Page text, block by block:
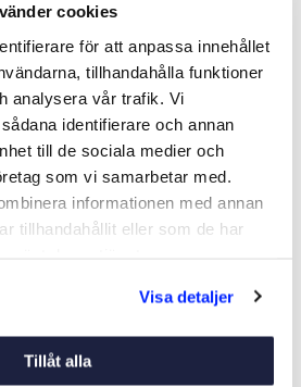
cookies
för att anpassa innehållet
tillhandahålla funktioner
analysera vår trafik. Vi
identifierare och annan
till de sociala medier och
som vi samarbetar med.
informationen med annan
tillhandahållit eller som de har
Visa detaljer
Tillåt alla
produkter
PENTRYPUMP FLOLINE 3
Art nr: 42200
795 kr